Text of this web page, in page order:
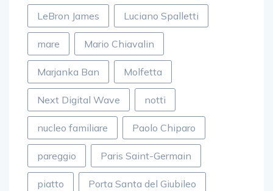
LeBron James Luciano Spalletti
mare Mario Chiavalin
Marjanka Ban Molfetta
Next Digital Wave notti
nucleo familiare Paolo Chiparo
pareggio Paris Saint-Germain
piatto Porta Santa del Giubileo